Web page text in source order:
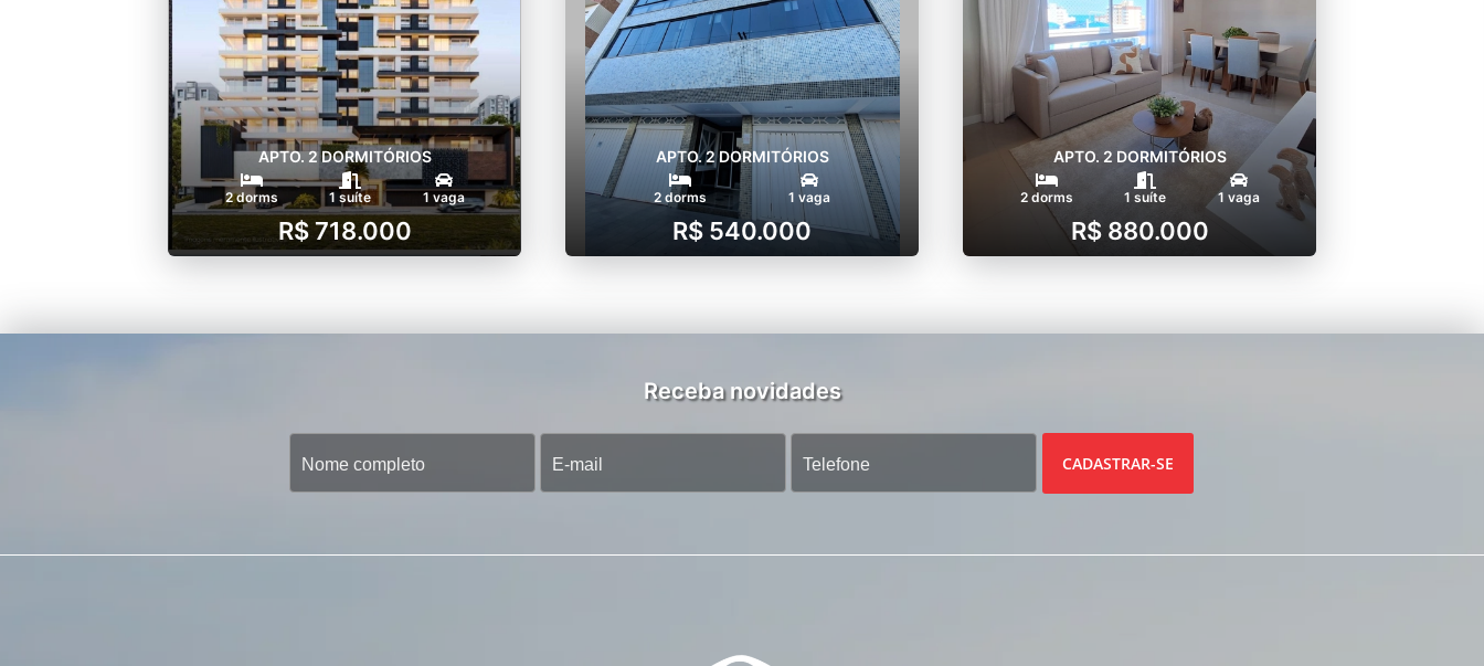
APTO. 2 DORMITÓRIOS
2 dorms 1 suíte 1 vaga
R$ 718.000
APTO. 2 DORMITÓRIOS
2 dorms 1 vaga
R$ 540.000
APTO. 2 DORMITÓRIOS
2 dorms 1 suíte 1 vaga
R$ 880.000
Receba novidades
CADASTRAR-SE